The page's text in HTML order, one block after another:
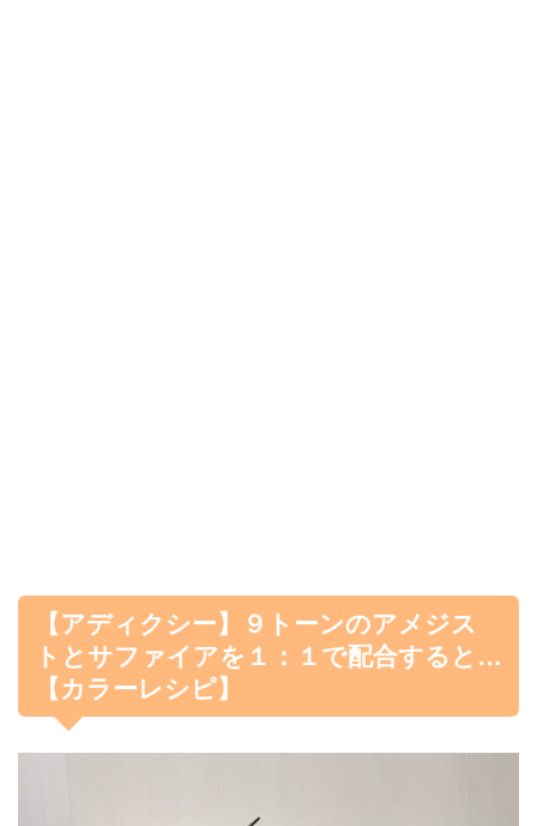
【アディクシー】９トーンのアメジス
トとサファイアを１：１で配合すると…
【カラーレシピ】